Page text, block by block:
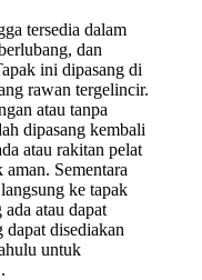
tersedia dalam
dan
ini dipasang di
rawan tergelincir.
atau tanpa
dipasang kembali
atau rakitan pelat
Sementara
ke tapak
atau dapat
disediakan
untuk